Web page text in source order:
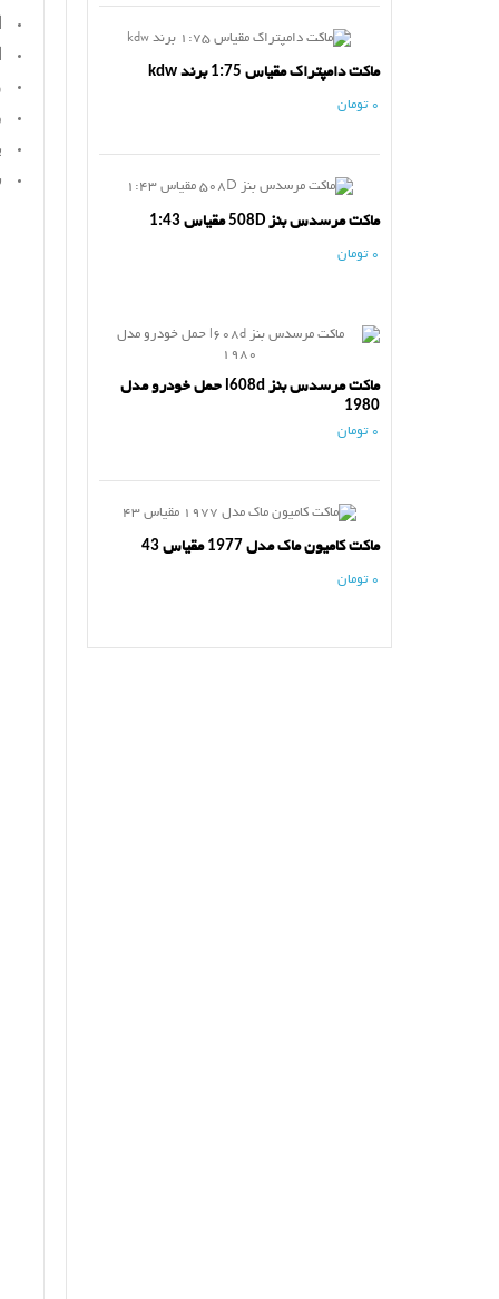
ماکت دامپتراک مقیاس 1:75 برند kdw
0 تومان
ماکت مرسدس بنز 508D مقیاس 1:43
0 تومان
ماکت مرسدس بنز l608d حمل خودرو مدل
1980
0 تومان
ماکت کامیون ماک مدل 1977 مقیاس 43
0 تومان